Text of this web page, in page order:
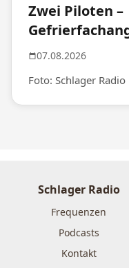
Zwei Piloten –
07.08.2026
Foto: Schlager Radio
Schlager Radio
Frequenzen
Podcasts
Kontakt